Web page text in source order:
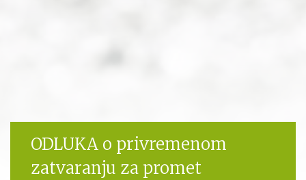
ODLUKA o privremenom
zatvaranju za promet